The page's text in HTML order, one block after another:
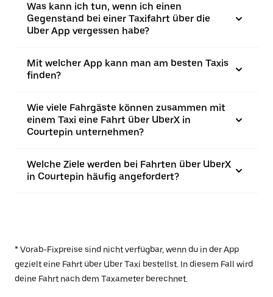
Was kann ich tun, wenn ich einen
Gegenstand bei einer Taxifahrt über die
Uber App vergessen habe?
Mit welcher App kann man am besten Taxis
finden?
Wie viele Fahrgäste können zusammen mit
einem Taxi eine Fahrt über UberX in
Courtepin unternehmen?
Welche Ziele werden bei Fahrten über UberX
in Courtepin häufig angefordert?
* Vorab-Fixpreise sind nicht verfügbar, wenn du in der App
gezielt eine Fahrt über Uber Taxi bestellst. In diesem Fall wird
deine Fahrt nach dem Taxameter berechnet.